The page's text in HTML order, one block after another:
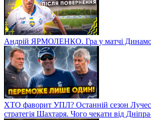
Андрій ЯРМОЛЕНКО. Гра у матчі
ХТО фаворит УПЛ? Останній сезон
стратегія Шахтаря. Чого чекати від